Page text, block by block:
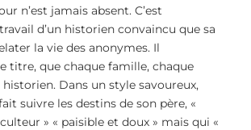
n’est jamais absent. C’est
d’un historien convaincu que sa
la vie des anonymes. Il
titre, que chaque famille, chaque
Dans un style savoureux,
suivre les destins de son père, «
» « paisible et doux » mais qui «